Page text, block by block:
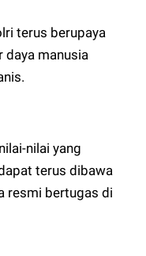
terus berupaya
daya manusia
nilai yang
terus dibawa
resmi bertugas di